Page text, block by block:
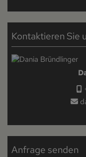
Kontaktieren Sie
Anfrage senden